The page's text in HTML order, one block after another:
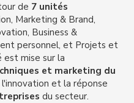
de 7 unités
Marketing & Brand,
Business &
personnel, et Projets et
est mise sur la
et marketing du
et la réponse
du secteur.